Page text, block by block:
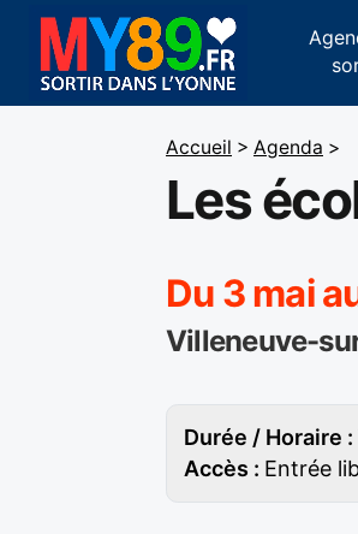
Accueil > Agenda >
Les
Du 3 mai
Villeneuve-
Durée / Horaire :
Accès : Entrée